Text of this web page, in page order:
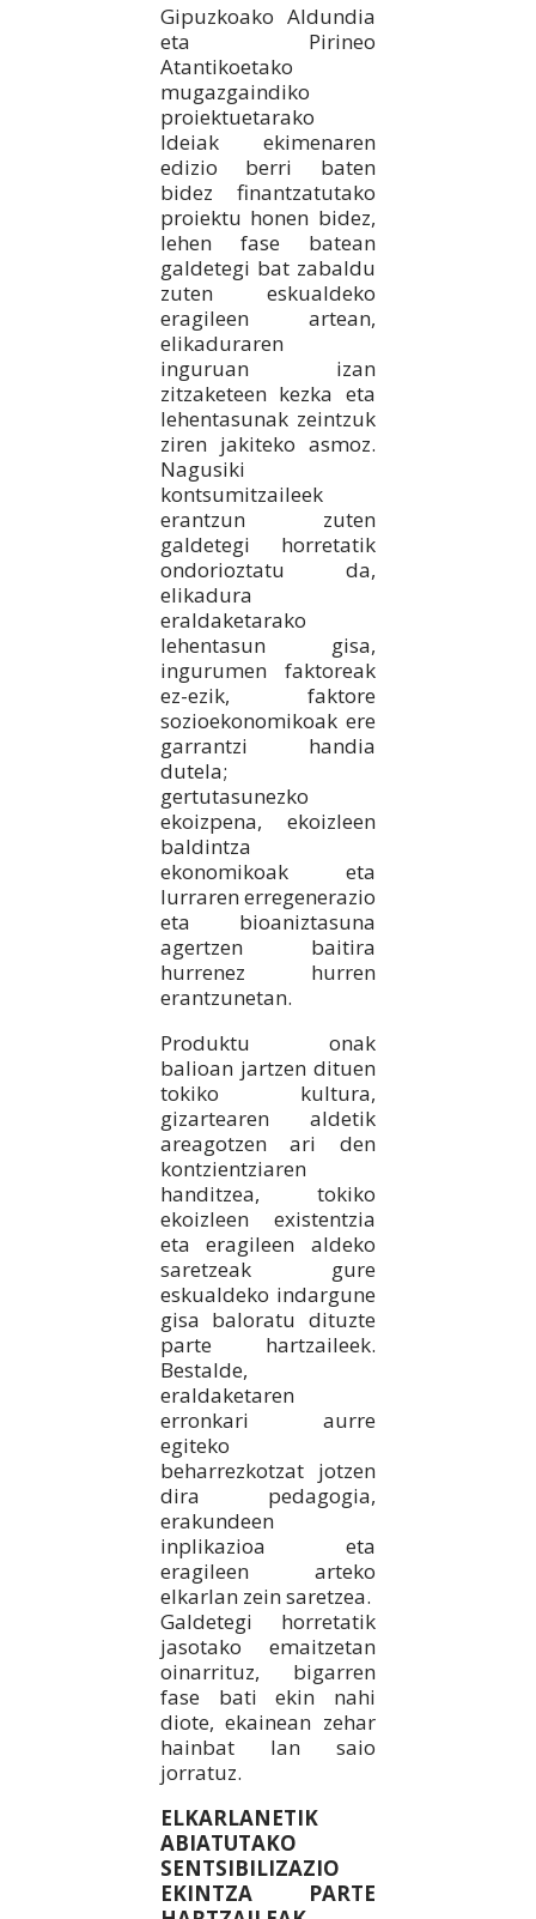
Gipuzkoako Aldundia
eta Pirineo
Atantikoetako
mugazgaindiko
proiektuetarako
Ideiak ekimenaren
edizio berri baten
bidez finantzatutako
proiektu honen bidez,
lehen fase batean
galdetegi bat zabaldu
zuten eskualdeko
eragileen artean,
elikaduraren
inguruan izan
zitzaketeen kezka eta
lehentasunak zeintzuk
ziren jakiteko asmoz.
Nagusiki
kontsumitzaileek
erantzun zuten
galdetegi horretatik
ondorioztatu da,
elikadura
eraldaketarako
lehentasun gisa,
ingurumen faktoreak
ez-ezik, faktore
sozioekonomikoak ere
garrantzi handia
dutela;
gertutasunezko
ekoizpena, ekoizleen
baldintza
ekonomikoak eta
lurraren erregenerazio
eta bioaniztasuna
agertzen baitira
hurrenez hurren
erantzunetan.
Produktu onak
balioan jartzen dituen
tokiko kultura,
gizartearen aldetik
areagotzen ari den
kontzientziaren
handitzea, tokiko
ekoizleen existentzia
eta eragileen aldeko
saretzeak gure
eskualdeko indargune
gisa baloratu dituzte
parte hartzaileek.
Bestalde,
eraldaketaren
erronkari aurre
egiteko
beharrezkotzat jotzen
dira pedagogia,
erakundeen
inplikazioa eta
eragileen arteko
elkarlan zein saretzea.
Galdetegi horretatik
jasotako emaitzetan
oinarrituz, bigarren
fase bati ekin nahi
diote, ekainean zehar
hainbat lan saio
jorratuz.
ELKARLANETIK
ABIATUTAKO
SENTSIBILIZAZIO
EKINTZA PARTE